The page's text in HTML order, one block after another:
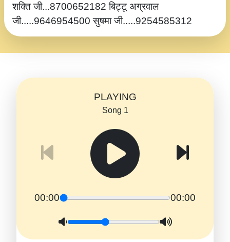
शक्ति जी...8700652182 बिट्टू अग्रवाल
जी.....9646954500 सुषमा जी.....9254585312
PLAYING
Song 1
00:00 00:00